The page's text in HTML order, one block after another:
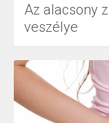
Az alacsony
veszélye